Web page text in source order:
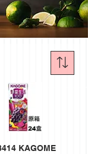
KAGOME